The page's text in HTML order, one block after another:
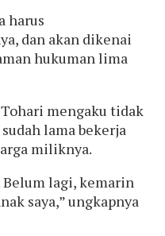
harus
dan akan dikenai
hukuman lima
mengaku tidak
lama bekerja
miliknya.
Belum lagi, kemarin
saya,” ungkapnya